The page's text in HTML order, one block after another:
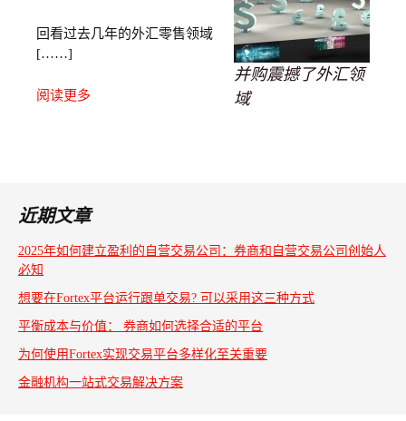
并购震撼了外汇领
域
回看过去几年的外汇零售领域
[……]
阅读更多
近期文章
2025年如何建立盈利的自营交易公司：券商和自营交易公司创始人
必知
想要在Fortex平台运行跟单交易? 可以采用这三种方式
平衡成本与价值： 券商如何选择合适的平台
为何使用Fortex实现交易平台多样化至关重要
金融机构一站式交易解决方案